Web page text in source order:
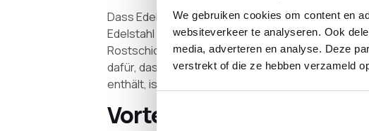
We gebruiken cookies om content en
websiteverkeer te analyseren. Ook
media, adverteren en analyse. Deze
verstrekt of die ze hebben verzameld
Dass Edelstahl „rostfreier Stahl“ genannt wird, ist
Edelstahl ist nämlich nicht vollständig rostfrei.
Rostschicht auf Edelstahl vorhanden. Diese
dafür, dass das Material nicht vollständig rostet.
enthält, ist nicht sichtbar, da es völlig farblos ist.
Vorteile von Edelstahl